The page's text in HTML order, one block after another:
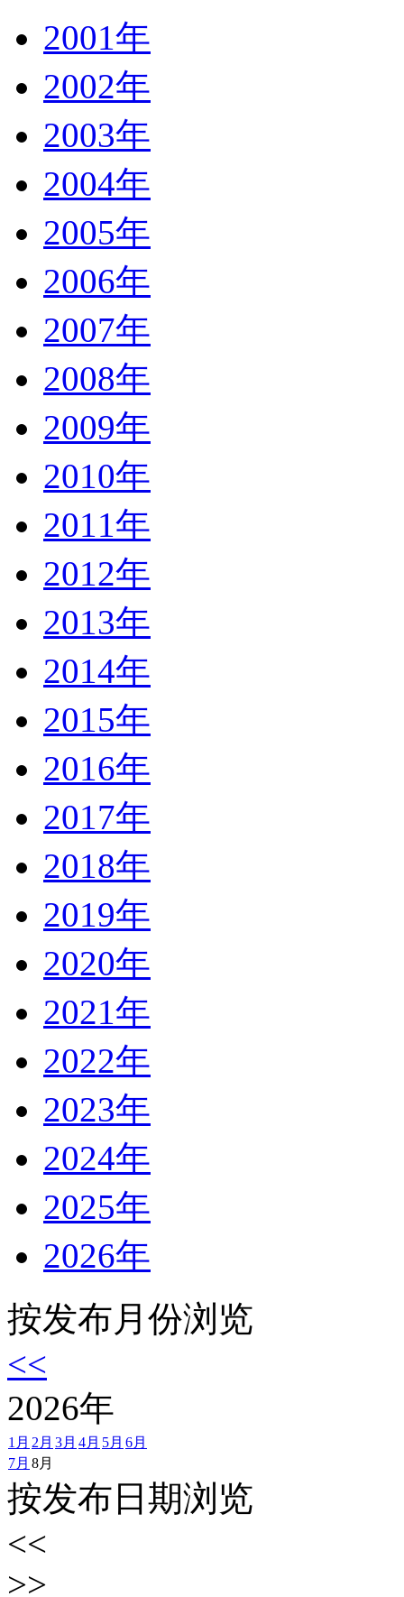
2001年
2002年
2003年
2004年
2005年
2006年
2007年
2008年
2009年
2010年
2011年
2012年
2013年
2014年
2015年
2016年
2017年
2018年
2019年
2020年
2021年
2022年
2023年
2024年
2025年
2026年
按发布月份浏览
<<
2026年
1月 2月 3月 4月 5月 6月
7月 8月
按发布日期浏览
<<
>>